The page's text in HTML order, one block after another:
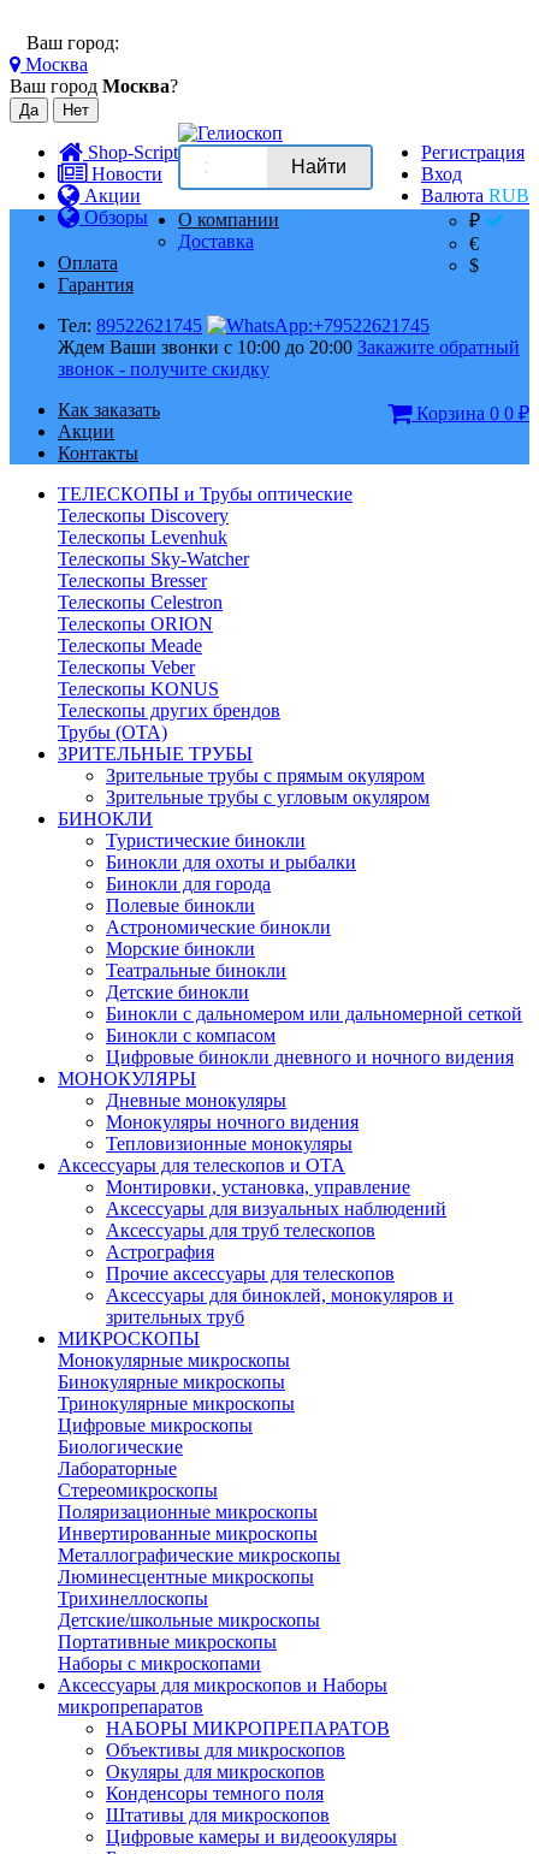
Ваш город:
Москва
Ваш город Москва?
Shop-Script
Новости
Акции
Обзоры
Регистрация
Вход
Валюта RUB
₽
€
$
Найти
Тел: 89522621745
Ждем Ваши звонки с 10:00 до 20:00 Закажите обратный
звонок - получите скидку
Корзина 0 0 ₽
О компании
Доставка
Оплата
Гарантия
Как заказать
Акции
Контакты
ТЕЛЕСКОПЫ и Трубы оптические
Телескопы Discovery
Телескопы Levenhuk
Телескопы Sky-Watcher
Телескопы Bresser
Телескопы Celestron
Телескопы ORION
Телескопы Meade
Телескопы Veber
Телескопы KONUS
Телескопы других брендов
Трубы (ОТА)
ЗРИТЕЛЬНЫЕ ТРУБЫ
Зрительные трубы с прямым окуляром
Зрительные трубы с угловым окуляром
БИНОКЛИ
Туристические бинокли
Бинокли для охоты и рыбалки
Бинокли для города
Полевые бинокли
Астрономические бинокли
Морские бинокли
Театральные бинокли
Детские бинокли
Бинокли с дальномером или дальномерной сеткой
Бинокли с компасом
Цифровые бинокли дневного и ночного видения
МОНОКУЛЯРЫ
Дневные монокуляры
Монокуляры ночного видения
Тепловизионные монокуляры
Аксессуары для телескопов и ОТА
Монтировки, установка, управление
Аксессуары для визуальных наблюдений
Аксессуары для труб телескопов
Астрография
Прочие аксессуары для телескопов
Аксессуары для биноклей, монокуляров и
зрительных труб
МИКРОСКОПЫ
Монокулярные микроскопы
Бинокулярные микроскопы
Тринокулярные микроскопы
Цифровые микроскопы
Биологические
Лабораторные
Стереомикроскопы
Поляризационные микроскопы
Инвертированные микроскопы
Металлографические микроскопы
Люминесцентные микроскопы
Трихинеллоскопы
Детские/школьные микроскопы
Портативные микроскопы
Наборы с микроскопами
Аксессуары для микроскопов и Наборы
микропрепаратов
НАБОРЫ МИКРОПРЕПАРАТОВ
Объективы для микроскопов
Окуляры для микроскопов
Конденсоры темного поля
Штативы для микроскопов
Цифровые камеры и видеоокуляры